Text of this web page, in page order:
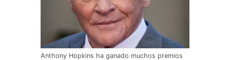
Anthony Hopkins ha ganado muchos premios